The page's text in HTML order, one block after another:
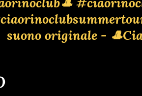
suono originale -